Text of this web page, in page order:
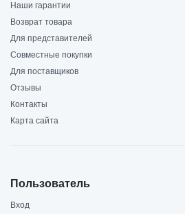
Наши гарантии
Возврат товара
Для представителей
Совместные покупки
Для поставщиков
Отзывы
Контакты
Карта сайта
Пользователь
Вход